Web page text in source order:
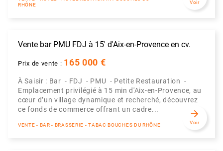
RHÔNE
Voir
Vente bar PMU FDJ à 15' d'Aix-en-Provence en cv.
Prix de vente : 165 000 €
À Saisir : Bar - FDJ - PMU - Petite Restauration -
Emplacement privilégié à 15 min d'Aix-en-Provence, au
cœur d’un village dynamique et recherché, découvrez
ce fonds de commerce offrant un cadre...
VENTE - BAR - BRASSERIE - TABAC BOUCHES DU RHÔNE
arrow_forward
Voir